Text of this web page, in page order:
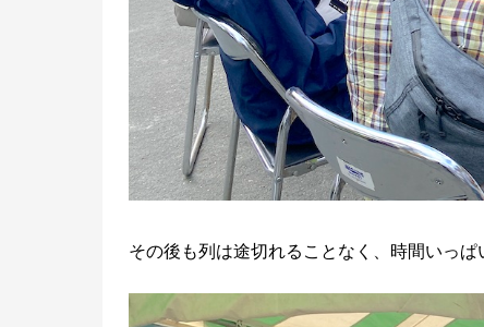
その後も列は途切れることなく、時間いっ